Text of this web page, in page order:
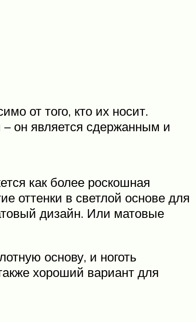
от того, кто их носит.
он является сдержанным и
как более роскошная
оттенки в светлой основе для
дизайн. Или матовые
основу, и ноготь
хороший вариант для